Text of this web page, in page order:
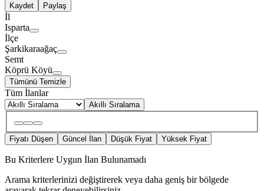
Kaydet
Paylaş
İl
Isparta
İlçe
Şarkikaraağaç
Semt
Köprü Köyü
Tümünü Temizle
Tüm İlanlar
Akıllı Sıralama
Fiyatı Düşen Güncel İlan Düşük Fiyat Yüksek Fiyat
Bu Kriterlere Uygun İlan Bulunamadı
Arama kriterlerinizi değiştirerek veya daha geniş bir bölgede